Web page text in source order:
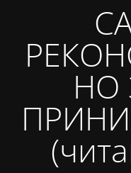
НО